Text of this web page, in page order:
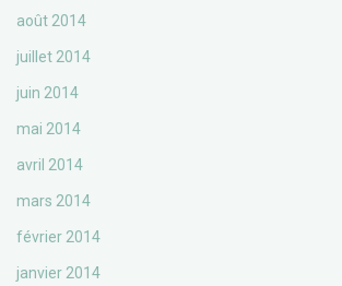
août 2014
juillet 2014
juin 2014
mai 2014
avril 2014
mars 2014
février 2014
janvier 2014